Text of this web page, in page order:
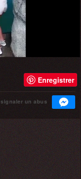
Enregistrer
signaler un abus